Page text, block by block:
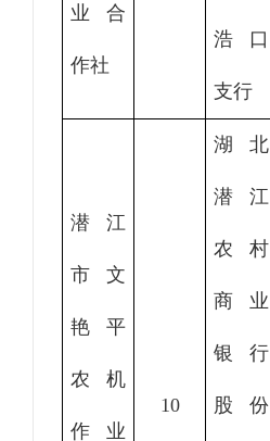
业合
作社
浩口
支行
潜江
市文
艳平
农机
作业
10
湖北
潜江
农村
商业
银行
股份